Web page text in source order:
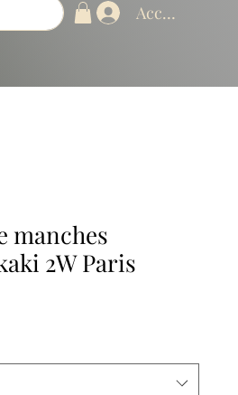
Accedi
manches
2W Paris